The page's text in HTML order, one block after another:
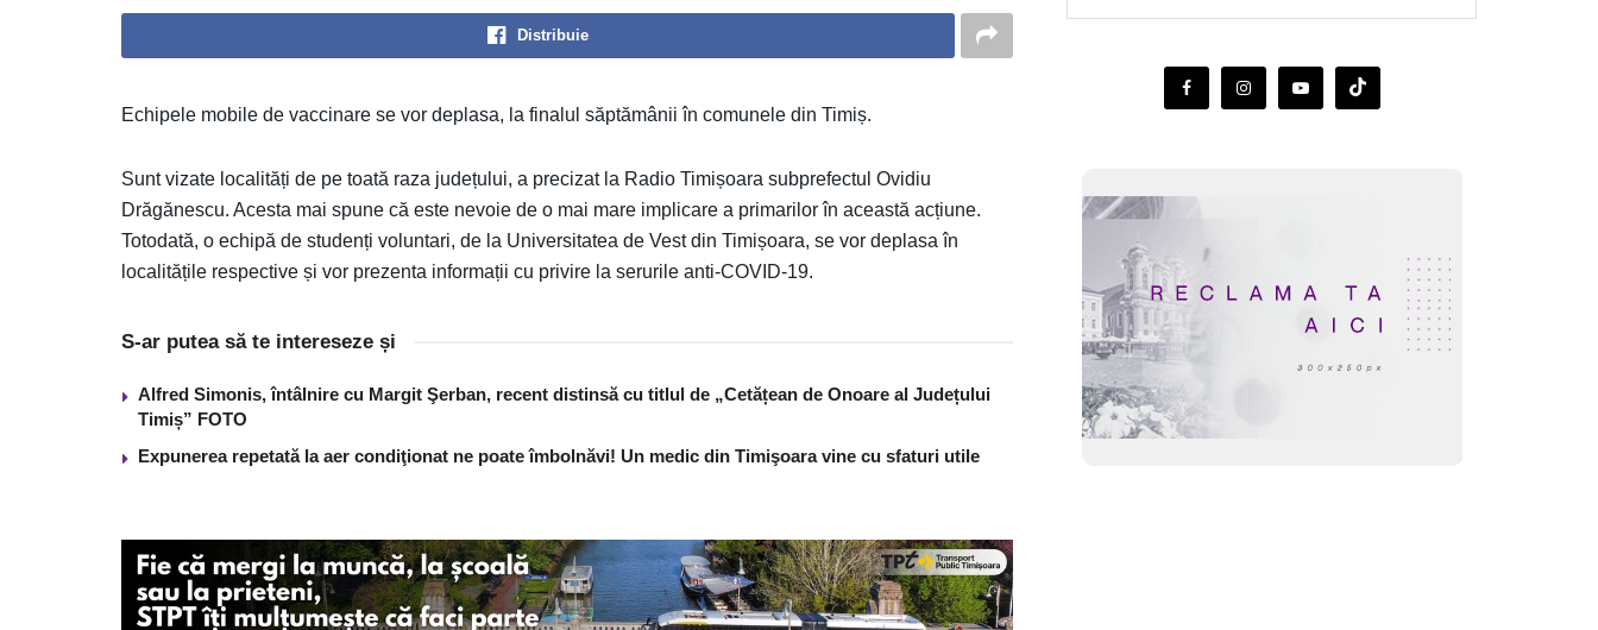
Distribuie
Echipele mobile de vaccinare se vor deplasa, la finalul săptămânii în comunele din Timiș.
Sunt vizate localități de pe toată raza județului, a precizat la Radio Timișoara subprefectul Ovidiu
Drăgănescu. Acesta mai spune că este nevoie de o mai mare implicare a primarilor în această acțiune.
Totodată, o echipă de studenți voluntari, de la Universitatea de Vest din Timișoara, se vor deplasa în
localitățile respective și vor prezenta informații cu privire la serurile anti-COVID-19.
S-ar putea să te intereseze și
Alfred Simonis, întâlnire cu Margit Şerban, recent distinsă cu titlul de „Cetățean de Onoare al Județului
Timiș” FOTO
Expunerea repetată la aer condiţionat ne poate îmbolnăvi! Un medic din Timişoara vine cu sfaturi utile